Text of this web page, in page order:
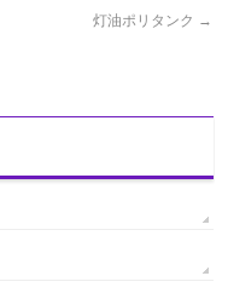
灯油ポリタンク →